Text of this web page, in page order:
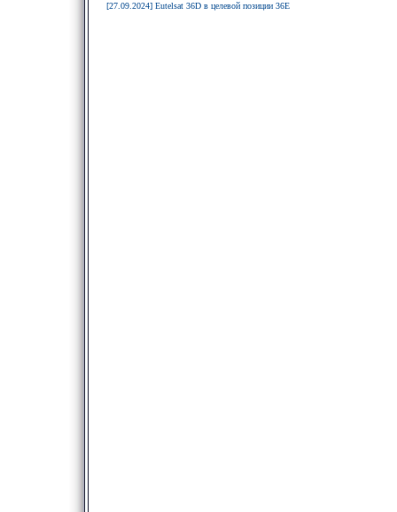
[27.09.2024] Eutelsat 36D в целевой позиции 36E